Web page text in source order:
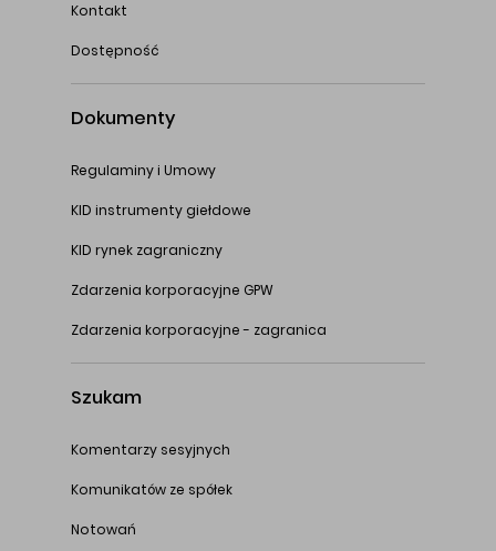
Kontakt
Dostępność
Dokumenty
Regulaminy i Umowy
KID instrumenty giełdowe
KID rynek zagraniczny
Zdarzenia korporacyjne GPW
Zdarzenia korporacyjne - zagranica
Szukam
Komentarzy sesyjnych
Komunikatów ze spółek
Notowań